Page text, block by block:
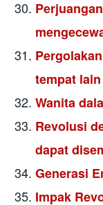
tempat lain
Wanita
Revolusi
dapat
Generasi
Impak